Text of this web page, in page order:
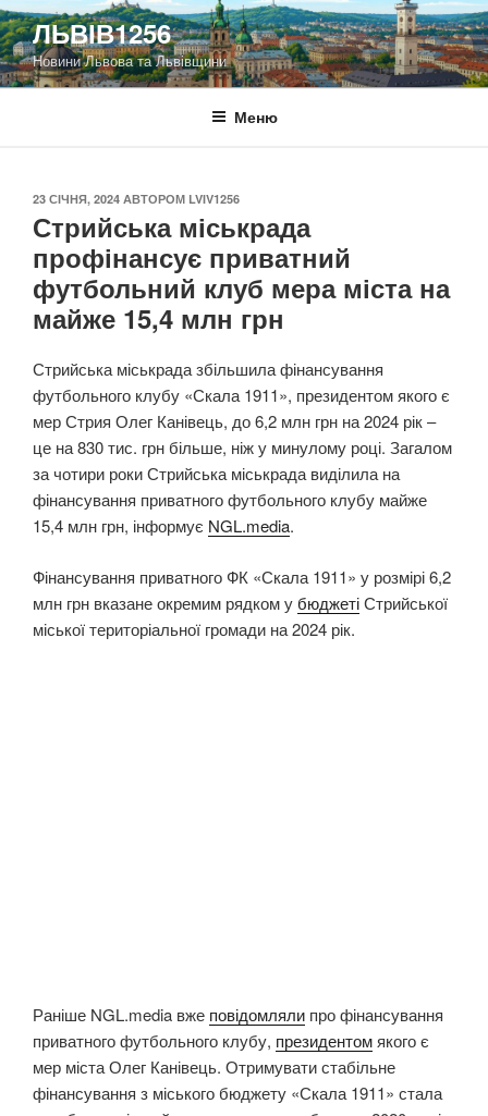
Перейти
до
вмісту
ЛЬВІВ1256
Новини Львова та Львівщини
Меню
ОПУБЛІКОВАНО
23 СІЧНЯ, 2024 АВТОРОМ LVIV1256
Стрийська міськрада
профінансує приватний
футбольний клуб мера міста на
майже 15,4 млн грн
Стрийська міськрада збільшила фінансування
футбольного клубу «Скала 1911», президентом якого є
мер Стрия Олег Канівець, до 6,2 млн грн на 2024 рік –
це на 830 тис. грн більше, ніж у минулому році. Загалом
за чотири роки Стрийська міськрада виділила на
фінансування приватного футбольного клубу майже
15,4 млн грн, інформує NGL.media.
Фінансування приватного ФК «Скала 1911» у розмірі 6,2
млн грн вказане окремим рядком убюджетіСтрийської
міської територіальної громади на 2024 рік.
Раніше NGL.media вже повідомляли про фінансування
приватного футбольного клубу, президентомякого є
мер міста Олег Канівець. Отримувати стабільне
фінансування з міського бюджету «Скала 1911» стала